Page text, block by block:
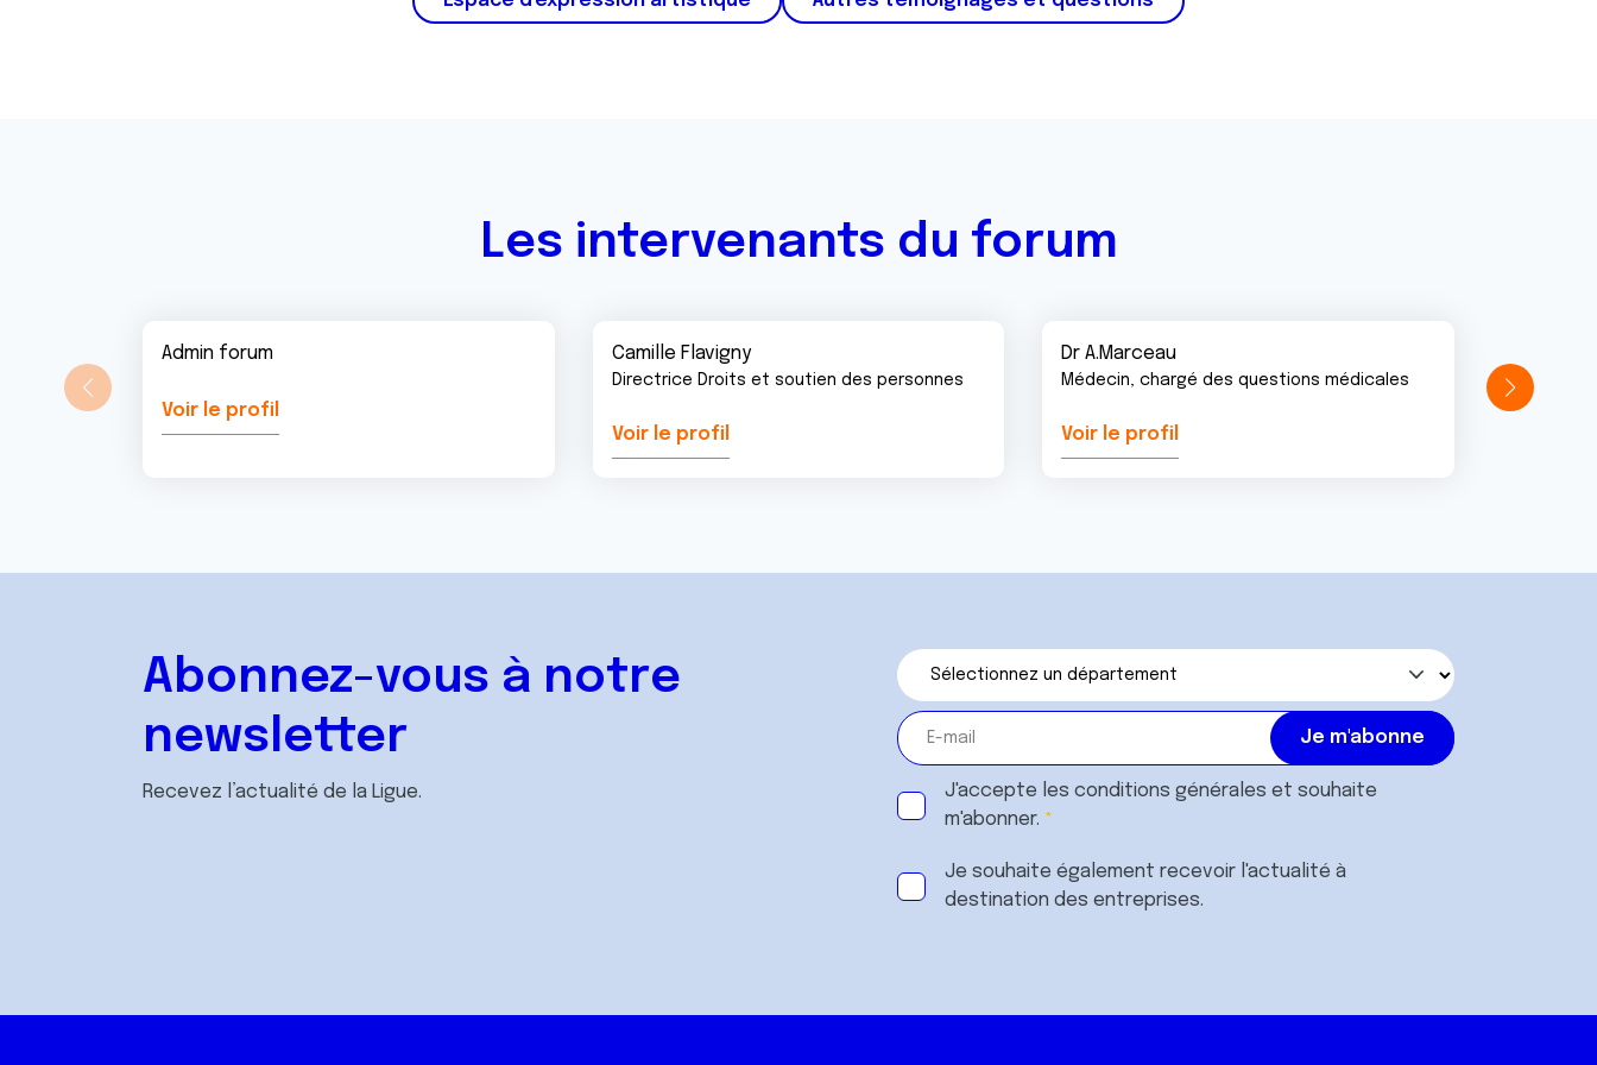
Les intervenants du forum
Admin forum
Voir le profil
Camille Flavigny
Directrice Droits et soutien des personnes
Voir le profil
Dr A.Marceau
Médecin, chargé des questions médicales
Voir le profil
Abonnez-vous à notre
newsletter
Recevez l’actualité de la Ligue. J'accepte les conditions générales et souhaite
m'abonner.
Je souhaite également recevoir l'actualité à
destination des entreprises.